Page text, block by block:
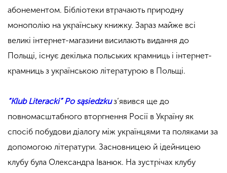
абонементом. Бібліотеки втрачають природну
монополію на українську книжку. Зараз майже всі
великі інтернет-магазини висилають видання до
Польщі, існує декілька польських крамниць і інтернет-
крамниць з українською літературою в Польщі.
“Klub Literacki” Po sąsiedzkuз’явився ще до
повномасштабного вторгнення Росії в Україну як
спосіб побудови діалогу між українцями та поляками за
допомогою літератури. Засновницею й ідейницею
клубу була Олександра Іванюк. На зустрічах клубу